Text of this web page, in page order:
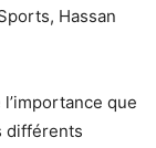
Hassan
que
différents